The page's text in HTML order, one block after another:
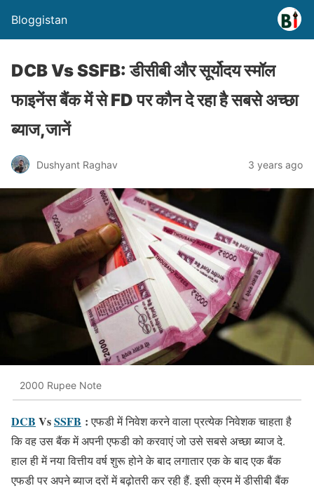
Bloggistan
DCB Vs SSFB: डीसीबी और सूर्योदय स्मॉल
फाइनेंस बैंक में से FD पर कौन दे रहा है सबसे अच्छा
ब्याज,जानें
Dushyant Raghav 3 years ago
2000 Rupee Note
DCB VsSSFB :एफडी में निवेश करने वाला प्रत्येक निवेशक चाहता है
कि वह उस बैंक में अपनी एफडी को करवाएं जो उसे सबसे अच्छा ब्याज दे.
हाल ही में नया वित्तीय वर्ष शुरू होने के बाद लगातार एक के बाद एक बैंक
एफडी पर अपने ब्याज दरों में बढ़ोतरी कर रही हैं. इसी क्रम में डीसीबी बैंक